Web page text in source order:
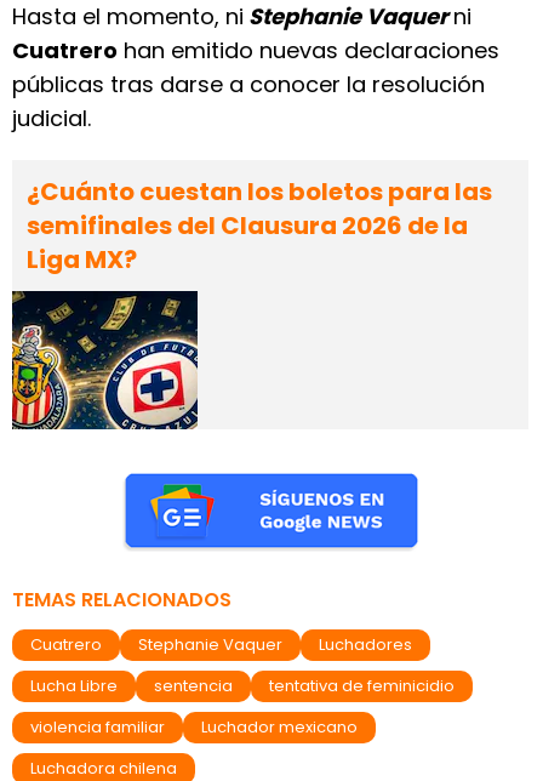
Hasta el momento, ni Stephanie Vaquerni
Cuatrero han emitido nuevas declaraciones
públicas tras darse a conocer la resolución
judicial.
¿Cuánto cuestan los boletos para las
semifinales del Clausura 2026 de la
Liga MX?
TEMAS RELACIONADOS
Cuatrero Stephanie Vaquer
Luchadores
Lucha Libre
sentencia
tentativa de feminicidio
violencia familiar
Luchador mexicano
Luchadora chilena